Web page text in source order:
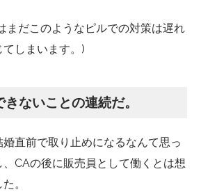
まだこのようなピルでの対策は遅れ
しまいます。)
ないことの連続だ。
直前で取り止めになるなんて思っ
CAの後に販売員として働くとは想
。